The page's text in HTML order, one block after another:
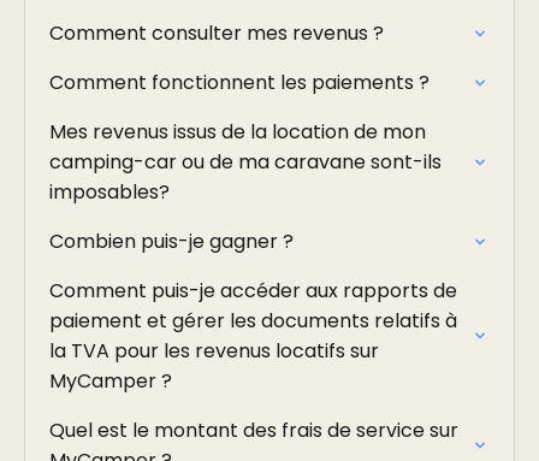
Comment consulter mes revenus ?
Comment fonctionnent les paiements ?
Mes revenus issus de la location de mon
camping-car ou de ma caravane sont-ils
imposables?
Combien puis-je gagner ?
Comment puis-je accéder aux rapports de
paiement et gérer les documents relatifs à
la TVA pour les revenus locatifs sur
MyCamper ?
Quel est le montant des frais de service sur